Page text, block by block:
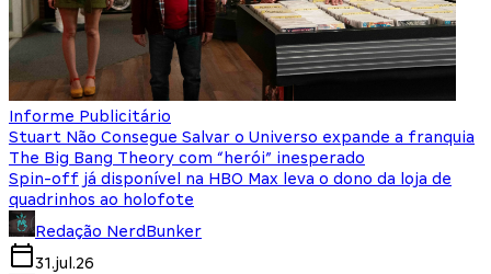
Informe Publicitário
Stuart Não Consegue Salvar o Universo expande a franquia
The Big Bang Theory com “herói” inesperado
Spin-off já disponível na HBO Max leva o dono da loja de
quadrinhos ao holofote
Redação NerdBunker
31.jul.26